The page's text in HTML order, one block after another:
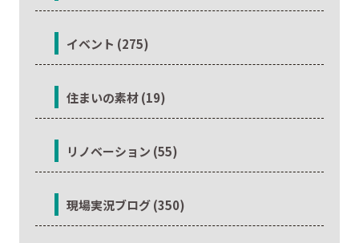
イベント (275)
住まいの素材 (19)
リノベーション (55)
現場実況ブログ (350)